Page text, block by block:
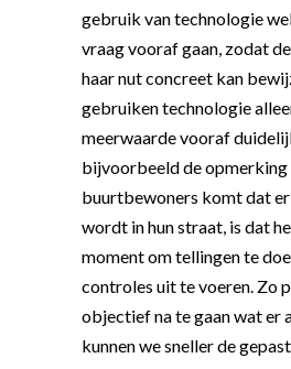
gebruik van technologie
vraag vooraf gaan, zodat
haar nut concreet kan
gebruiken technologie
meerwaarde vooraf
bijvoorbeeld de opmerking
buurtbewoners komt dat er
wordt in hun straat, is dat
moment om tellingen te
controles uit te voeren. Zo
objectief na te gaan wat er
kunnen we sneller de